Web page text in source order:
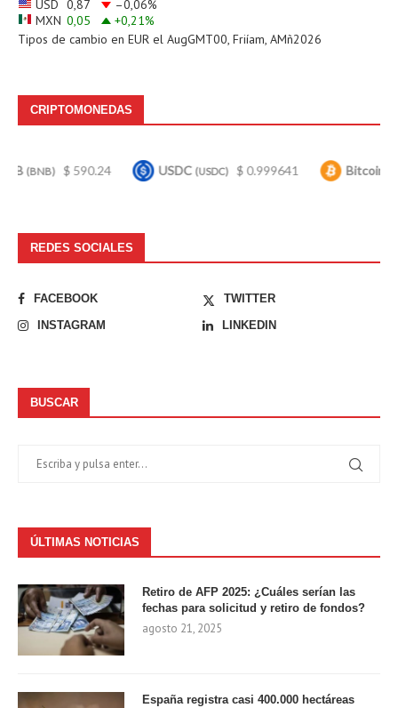
USD 0,87 –0,06%
MXN 0,05 +0,21%
Tipos de cambio en EUR el AugGMT00, Friíam, AMñ2026
CRIPTOMONEDAS
$ 590.24 USDC(USDC) $ 0.999641 Bitcoin (BTC) $
REDES SOCIALES
FACEBOOK
TWITTER
INSTAGRAM
LINKEDIN
BUSCAR
ÚLTIMAS NOTICIAS
Retiro de AFP 2025: ¿Cuáles serían las
fechas para solicitud y retiro de fondos?
agosto 21, 2025
España registra casi 400.000 hectáreas